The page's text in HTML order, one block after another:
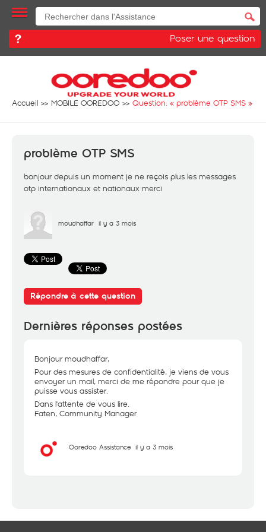
Poser une question
Accueil MOBILE OOREDOO Question: « problème OTP SMS »
problème OTP SMS
bonjour depuis un moment je ne reçois plus les messages
otp internationaux et nationaux merci
moudhaffar il y a 3 mois
Répondre à cette question
Dernières réponses postées
Bonjour moudhaffar,
Pour des mesures de confidentialité, je viens de vous
envoyer un mail, merci de me répondre pour que je
puisse vous assister.
Dans l'attente de vous lire.
Faten, Community Manager
Ooredoo Assistance il y a 3 mois